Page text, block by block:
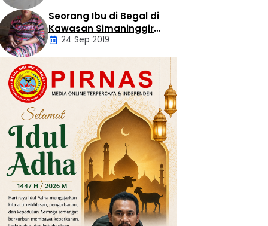
Artikel
Daerah
Hukum
Kriminal
Labusel
Seorang Ibu di Begal di
Kawasan Simaninggir
Kota Pinang
24 Sep 2019